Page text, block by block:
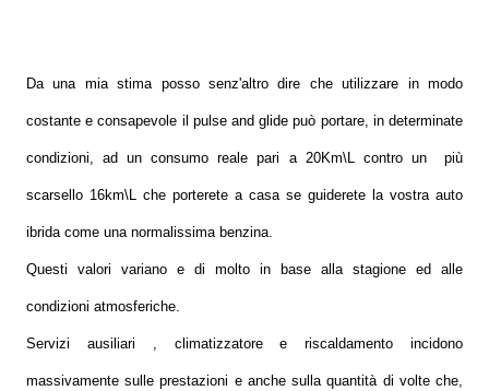
Da una mia stima posso senz'altro dire che utilizzare in modo
costante e consapevole il pulse and glide può portare, in determinate
condizioni, ad un consumo reale pari a 20Km\L contro un più
scarsello 16km\L che porterete a casa se guiderete la vostra auto
ibrida come una normalissima benzina.
Questi valori variano e di molto in base alla stagione ed alle
condizioni atmosferiche.
Servizi ausiliari , climatizzatore e riscaldamento incidono
massivamente sulle prestazioni e anche sulla quantità di volte che,